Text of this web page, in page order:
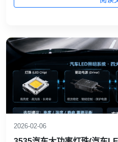
2026-02-06